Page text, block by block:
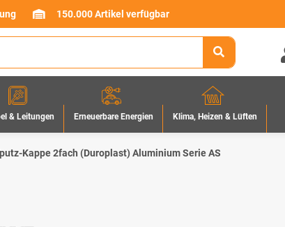
150.000 Artikel verfügbar
& Leitungen Erneuerbare Energien Klima, Heizen & Lüften
Kappe 2fach (Duroplast) Aluminium Serie AS